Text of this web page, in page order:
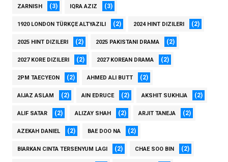
ZARNISH (3) IQRA AZIZ (3)
1920 LONDON TÜRKÇE ALTYAZILI (2) 2024 HINT DIZILERI (2)
2025 HINT DIZILERI (2) 2025 PAKISTANI DRAMA (2)
2027 KORE DIZILERI (2) 2027 KOREAN DRAMA (2)
2PM TAECYEON (2) AHMED ALI BUTT (2)
AIJAZ ASLAM (2) AIN EDRUCE (2) AKSHIT SUKHIJA (2)
ALIF SATAR (2) ALIZAY SHAH (2) ARJIT TANEJA (2)
AZEKAH DANIEL (2) BAE DOO NA (2)
BIARKAN CINTA TERSENYUM LAGI (2) CHAE SOO BIN (2)